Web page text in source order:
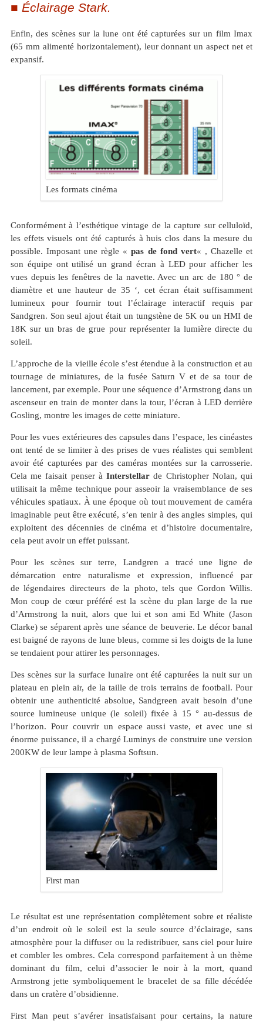
Éclairage Stark.
Enfin, des scènes sur la lune ont été capturées sur un film Imax
(65 mm alimenté horizontalement), leur donnant un aspect net et
expansif.
Les formats cinéma
Conformément à l’esthétique vintage de la capture sur celluloïd,
les effets visuels ont été capturés à huis clos dans la mesure du
possible. Imposant une règle «pas de fond vert« , Chazelle et
son équipe ont utilisé un grand écran à LED pour afficher les
vues depuis les fenêtres de la navette. Avec un arc de 180 ° de
diamètre et une hauteur de 35 ‘, cet écran était suffisamment
lumineux pour fournir tout l’éclairage interactif requis par
Sandgren. Son seul ajout était un tungstène de 5K ou un HMI de
18K sur un bras de grue pour représenter la lumière directe du
soleil.
L’approche de la vieille école s’est étendue à la construction et au
tournage de miniatures, de la fusée Saturn V et de sa tour de
lancement, par exemple. Pour une séquence d’Armstrong dans un
ascenseur en train de monter dans la tour, l’écran à LED derrière
Gosling, montre les images de cette miniature.
Pour les vues extérieures des capsules dans l’espace, les cinéastes
ont tenté de se limiter à des prises de vues réalistes qui semblent
avoir été capturées par des caméras montées sur la carrosserie.
Cela me faisait penser àInterstellar de Christopher Nolan, qui
utilisait la même technique pour asseoir la vraisemblance de ses
véhicules spatiaux. À une époque où tout mouvement de caméra
imaginable peut être exécuté, s’en tenir à des angles simples, qui
exploitent des décennies de cinéma et d’histoire documentaire,
cela peut avoir un effet puissant.
Pour les scènes sur terre, Landgren a tracé une ligne de
démarcation entre naturalisme et expression, influencé par
de légendaires directeurs de la photo, tels que Gordon Willis.
Mon coup de cœur préféré est la scène du plan large de la rue
d’Armstrong la nuit, alors que lui et son ami Ed White (Jason
Clarke) se séparent après une séance de beuverie. Le décor banal
est baigné de rayons de lune bleus, comme si les doigts de la lune
se tendaient pour attirer les personnages.
Des scènes sur la surface lunaire ont été capturées la nuit sur un
plateau en plein air, de la taille de trois terrains de football. Pour
obtenir une authenticité absolue, Sandgreen avait besoin d’une
source lumineuse unique (le soleil) fixée à 15 ° au-dessus de
l’horizon. Pour couvrir un espace aussi vaste, et avec une si
énorme puissance, il a chargé Luminys de construire une version
200KW de leur lampe à plasma Softsun.
First man
Le résultat est une représentation complètement sobre et réaliste
d’un endroit où le soleil est la seule source d’éclairage, sans
atmosphère pour la diffuser ou la redistribuer, sans ciel pour luire
et combler les ombres. Cela correspond parfaitement à un thème
dominant du film, celui d’associer le noir à la mort, quand
Armstrong jette symboliquement le bracelet de sa fille décédée
dans un cratère d’obsidienne.
First Man peut s’avérer insatisfaisant pour certains, la nature